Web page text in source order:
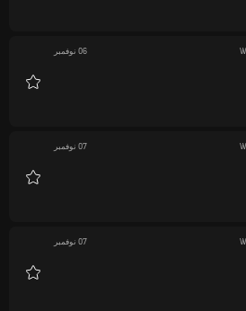
06 نوفمبر
07 نوفمبر
07 نوفمبر